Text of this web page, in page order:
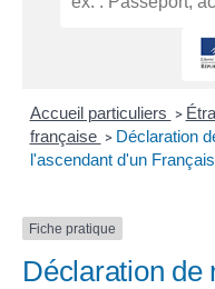
Accueil particuliers >
française > Déclaration
l'ascendant d'un Français
Fiche pratique
Déclaration de